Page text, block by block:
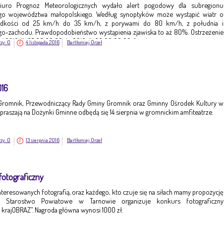
Prognoz Meteorologicznych wydało alert pogodowy dla subregionu
województwa małopolskiego. Według synoptyków może wystąpić wiatr o
od 25 km/h do 35 km/h, z porywami do 80 km/h, z południa i
zachodu. Prawdopodobieństwo wystąpienia zjawiska to aż 80%. Ostrzeżenie
d 2016-11-05 08:00:00 do 2016-11-06 00:00:00. fot. ilustracyjne
0 4 listopada 2016 Bartłomiej Orzeł
Przewodniczący Rady Gminy Gromnik oraz Gminny Ośrodek Kultury w
na Dożynki Gminne odbędą się 14 sierpnia w gromnickim amfiteatrze.
0 13 sierpnia 2016 Bartłomiej Orzeł
fotografią, oraz każdego, kto czuje się na siłach mamy propozycję
Starostwo Powiatowe w Tarnowie organizuje konkurs fotograficzny
Nagroda główna wynosi 1000 zł.